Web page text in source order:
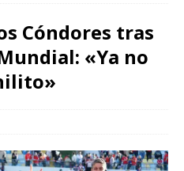
Cóndores tras
«Ya no